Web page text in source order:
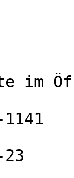
im